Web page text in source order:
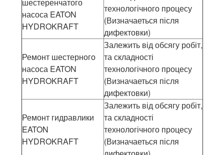
насоса EATON
HYDROKRAFT
технологічного процесу
(Визначаеться після
дифектовки)
Ремонт шестерного
насоса EATON
HYDROKRAFT
Залежить від обсягу робіт,
та складності
технологічного процесу
(Визначаеться після
дифектовки)
Ремонт гидравлики
EATON
HYDROKRAFT
Залежить від обсягу робіт,
та складності
технологічного процесу
(Визначаеться після